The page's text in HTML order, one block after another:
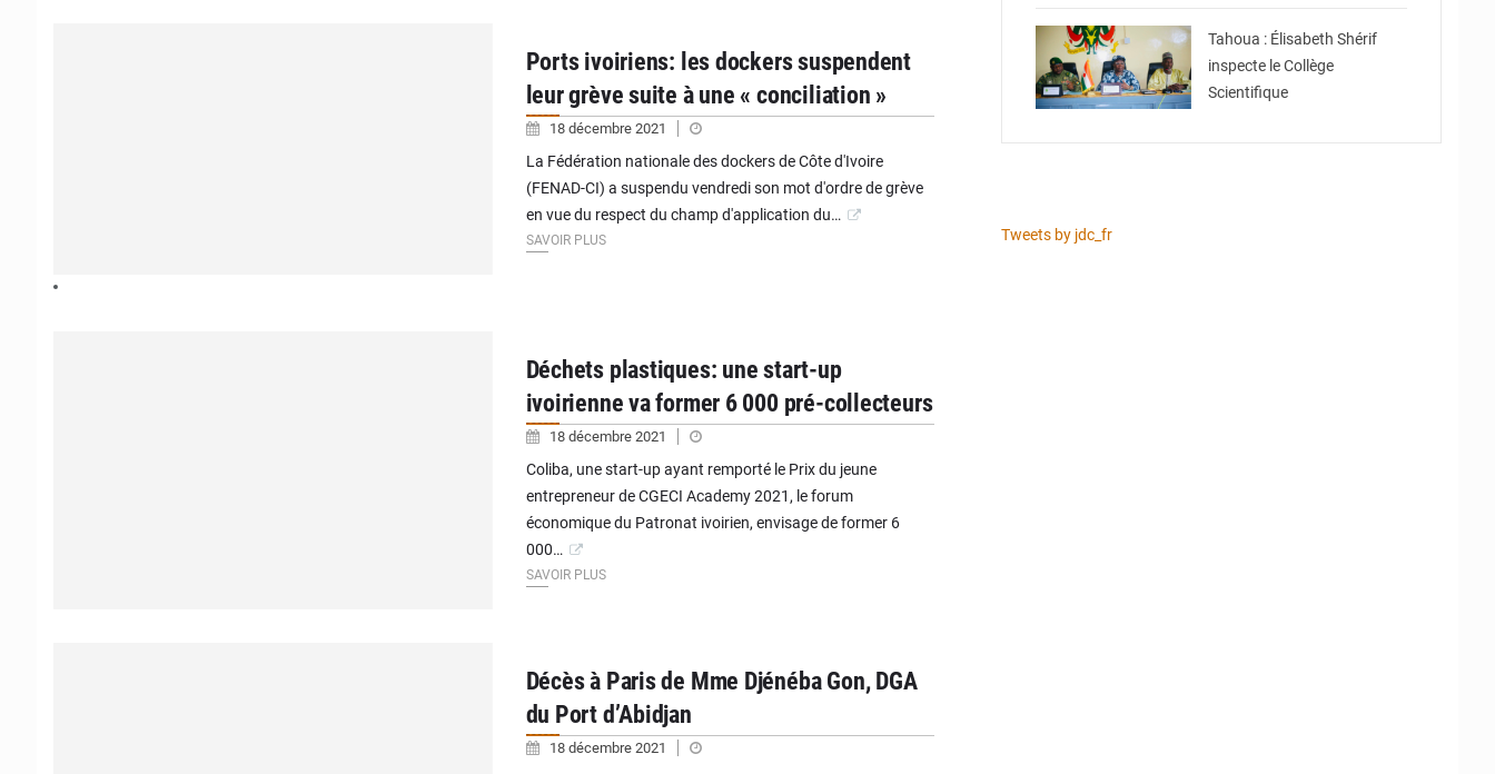
Ports ivoiriens: les dockers suspendent
leur grève suite à une « conciliation »
18 décembre 2021
La Fédération nationale des dockers de Côte d'Ivoire
(FENAD-CI) a suspendu vendredi son mot d'ordre de grève
en vue du respect du champ d'application du…
SAVOIR PLUS
Déchets plastiques: une start-up
ivoirienne va former 6 000 pré-collecteurs
18 décembre 2021
Coliba, une start-up ayant remporté le Prix du jeune
entrepreneur de CGECI Academy 2021, le forum
économique du Patronat ivoirien, envisage de former 6
000…
SAVOIR PLUS
Décès à Paris de Mme Djénéba Gon, DGA
du Port d’Abidjan
18 décembre 2021
Tahoua : Élisabeth Shérif
inspecte le Collège
Scientifique
Tweets by jdc_fr